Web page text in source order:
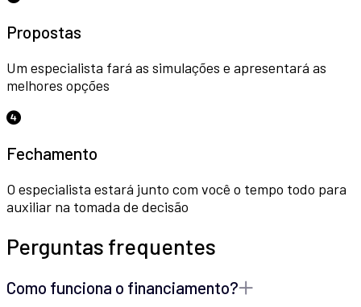
Propostas
Um especialista fará as simulações e apresentará as
melhores opções
Fechamento
O especialista estará junto com você o tempo todo para
auxiliar na tomada de decisão
Perguntas frequentes
Como funciona o financiamento?